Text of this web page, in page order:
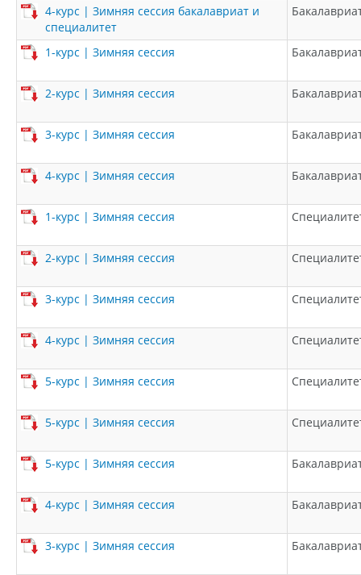
4-курс | Зимняя сессия бакалавриат и
специалитет
1-курс | Зимняя сессия
2-курс | Зимняя сессия
3-курс | Зимняя сессия
4-курс | Зимняя сессия
1-курс | Зимняя сессия
2-курс | Зимняя сессия
3-курс | Зимняя сессия
4-курс | Зимняя сессия
5-курс | Зимняя сессия
5-курс | Зимняя сессия
5-курс | Зимняя сессия
4-курс | Зимняя сессия
3-курс | Зимняя сессия